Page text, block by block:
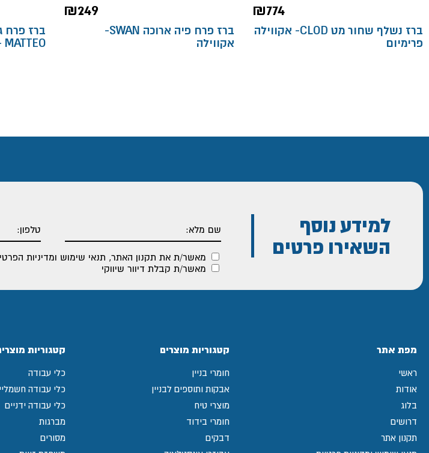
₪774
ברז נשלף שחור מט CLOD- אקווילה
פרימיום
₪249
ברז פרח פיה ארוכה SWAN-
אקווילה
ברז פרח
MATTEO - אקווילה פרימיום
למידע נוסף
השאירו פרטים
מאשר/ת את תקנון האתר, תנאי שימוש ומדיניות
מאשר/ת קבלת דיוור שיווקי
מפת אתר
ראשי
אודות
בלוג
דרושים
תקנון אתר
קטגוריות מוצרים
חומרי בניין
אבקות ותוספים לבניין
מוצרי טיח
חומרי בידוד
דבקים
קטגוריות
כלי עבודה
כלי עבודה
כלי עבודה ידניים
מברגות
מסורים